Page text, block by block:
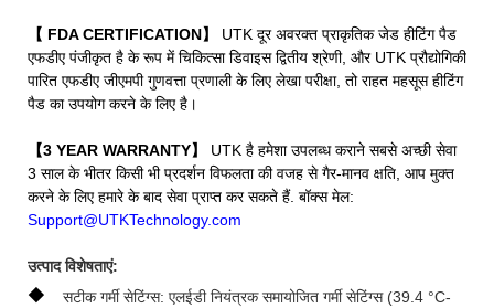
【 FDA CERTIFICATION】 UTK दूर अवरक्त प्राकृतिक जेड हीटिंग पैड
एफडीए पंजीकृत है के रूप में चिकित्सा डिवाइस द्वितीय श्रेणी, और UTK प्रौद्योगिकी
पारित एफडीए जीएमपी गुणवत्ता प्रणाली के लिए लेखा परीक्षा, तो राहत महसूस हीटिंग
पैड का उपयोग करने के लिए है।
【3 YEAR WARRANTY】 UTK है हमेशा उपलब्ध कराने सबसे अच्छी सेवा
3 साल के भीतर किसी भी प्रदर्शन विफलता की वजह से गैर-मानव क्षति, आप मुक्त
करने के लिए हमारे के बाद सेवा प्राप्त कर सकते हैं. बॉक्स मेल:
Support@UTKTechnology.com
उत्पाद विशेषताएं:
◆
सटीक गर्मी सेटिंग्स: एलईडी नियंत्रक समायोजित गर्मी सेटिंग्स (39.4 °C-